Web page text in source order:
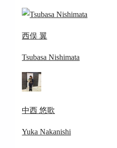
西俣 翼
Tsubasa Nishimata
中西 悠歌
Yuka Nakanishi